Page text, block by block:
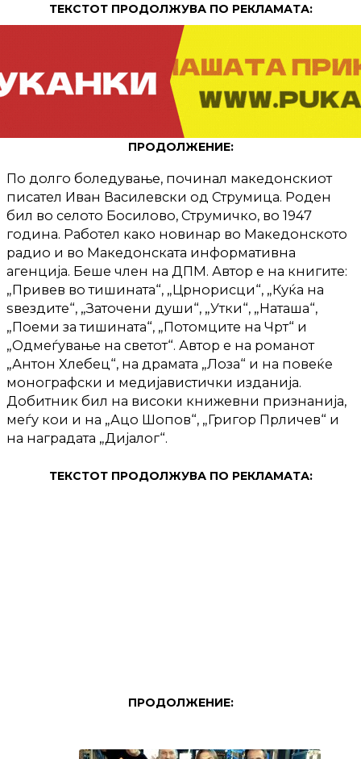
ТЕКСТОТ ПРОДОЛЖУВА ПО РЕКЛАМАТА:
ПРОДОЛЖЕНИЕ:
По долго боледување, починал македонскиот
писател Иван Василевски од Струмица. Роден
бил во селото Босилово, Струмичко, во 1947
година. Работел како новинар во Македонското
радио и во Македонската информативна
агенција. Беше член на ДПМ. Автор е на книгите:
„Привев во тишината“, „Црнорисци“, „Куќа на
ѕвездите“, „Заточени души“, „Утки“, „Наташа“,
„Поеми за тишината“, „Потомците на Чрт“ и
„Одмеѓување на светот“. Автор е на романот
„Антон Хлебец“, на драмата „Лоза“ и на повеќе
монографски и медијавистички изданија.
Добитник бил на високи книжевни признанија,
меѓу кои и на „Ацо Шопов“, „Григор Прличев“ и
на наградата „Дијалог“.
ТЕКСТОТ ПРОДОЛЖУВА ПО РЕКЛАМАТА:
ПРОДОЛЖЕНИЕ: